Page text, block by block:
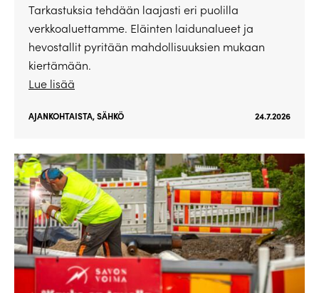
Tarkastuksia tehdään laajasti eri puolilla
verkkoaluettamme. Eläinten laidunalueet ja
hevostallit pyritään mahdollisuuksien mukaan
kiertämään.
Lue lisää
AJANKOHTAISTA,SÄHKÖ 24.7.2026